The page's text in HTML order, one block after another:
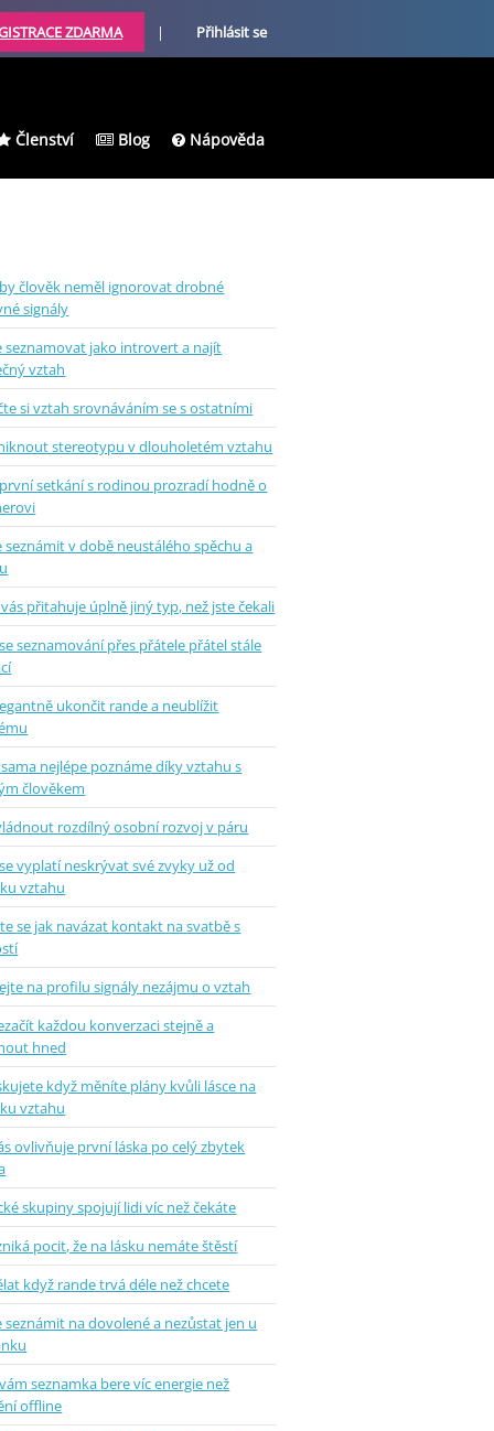
ZDARMA | Přihlásit se
Členství Blog Nápověda
člověk neměl ignorovat drobné
signály
seznamovat jako introvert a najít
vztah
si vztah srovnáváním se s ostatními
stereotypu v dlouholetém vztahu
setkání s rodinou prozradí hodně o
seznámit v době neustálého spěchu a
přitahuje úplně jiný typ, než jste čekali
seznamování přes přátele přátel stále
ukončit rande a neublížit
sama nejlépe poznáme díky vztahu s
člověkem
rozdílný osobní rozvoj v páru
vyplatí neskrývat své zvyky už od
vztahu
se jak navázat kontakt na svatbě s
na profilu signály nezájmu o vztah
každou konverzaci stejně a
hned
když měníte plány kvůli lásce na
vztahu
ovlivňuje první láska po celý zbytek
skupiny spojují lidi víc než čekáte
pocit, že na lásku nemáte štěstí
když rande trvá déle než chcete
seznámit na dovolené a nezůstat jen u
seznamka bere víc energie než
offline